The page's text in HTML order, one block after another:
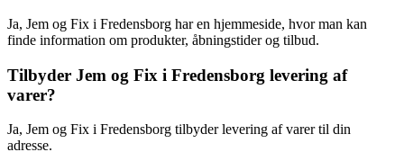
Ja, Jem og Fix i Fredensborg har en hjemmeside, hvor man kan
finde information om produkter, åbningstider og tilbud.
Tilbyder Jem og Fix i Fredensborg levering af
varer?
Ja, Jem og Fix i Fredensborg tilbyder levering af varer til din
adresse.